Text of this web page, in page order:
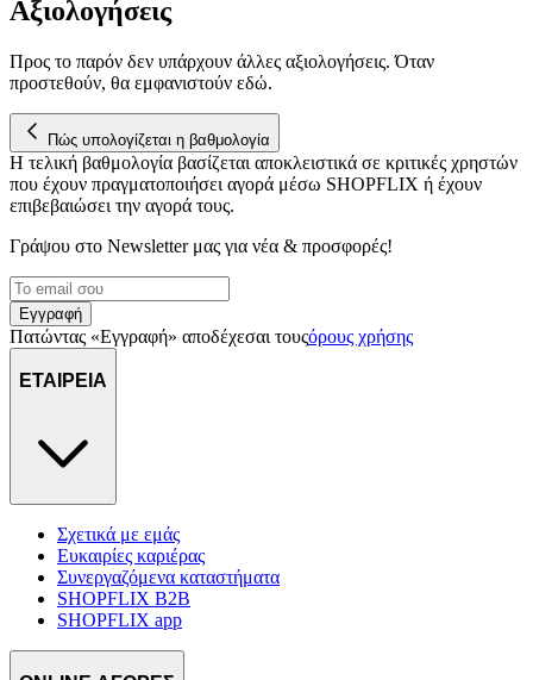
διεύθυνση IP σας, χρησιμοποιώντας τεχνολογία όπως cookies
στη συσκευή σας, με σκοπό την προβολή εξατομικευμένων
διαφημίσεων και περιεχομένου, τις μετρήσεις σχετικά με
διαφημίσεις και περιεχόμενο, την καλύτερη εικόνα του κοινού
μας και την ανάπτυξη προϊόντων. Επίσης, κοινοποιούμε
πληροφορίες σχετικά με την από μέρους σας χρήση της
τοποθεσίας μας στους συνεργάτες μέσων κοινωνικής
δικτύωσης, διαφημίσεων και ανάλυσης.
Αξιολογήσεις
Προς το παρόν δεν υπάρχουν άλλες αξιολογήσεις. Όταν
προστεθούν, θα εμφανιστούν εδώ.
Πώς υπολογίζεται η βαθμολογία
Η τελική βαθμολογία βασίζεται αποκλειστικά σε κριτικές χρηστών
που έχουν πραγματοποιήσει αγορά μέσω SHOPFLIX ή έχουν
επιβεβαιώσει την αγορά τους.
Γράψου στο Νewsletter μας για νέα & προσφορές!
Εγγραφή
Πατώντας «Εγγραφή» αποδέχεσαι τουςόρους χρήσης
ΕΤΑΙΡΕΙΑ
Σχετικά με εμάς
Ευκαιρίες καριέρας
Συνεργαζόμενα καταστήματα
SHOPFLIX B2B
SHOPFLIX app